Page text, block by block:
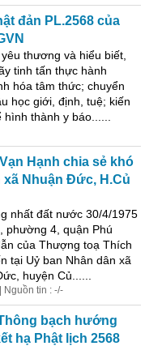
đản PL.2568 của
thương và hiểu biết,
tinh tấn thực hành
hóa tâm thức; chuyển
học giới, định, tuệ; kiến
thành y báo......
Hạnh chia sẻ khó
xã Nhuận Đức, H.Củ
nhất đất nước 30/4/1975
phường 4, quận Phú
của Thượng toạ Thích
tại Uỷ ban Nhân dân xã
huyện Củ......
Nguồn tin : -/-
bạch hướng
hạ Phật lịch 2568